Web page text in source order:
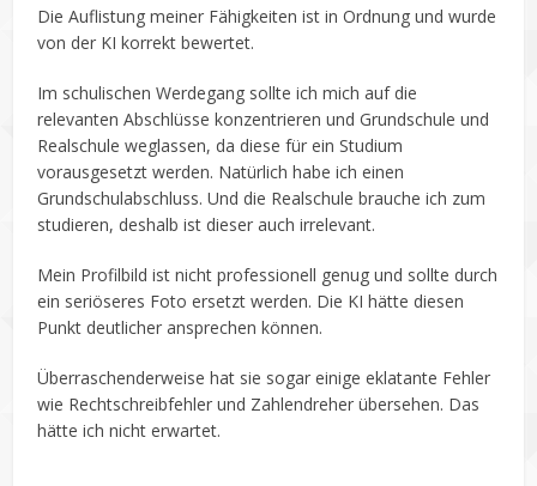
Die Auflistung meiner Fähigkeiten ist in Ordnung und wurde
von der KI korrekt bewertet.
Im schulischen Werdegang sollte ich mich auf die
relevanten Abschlüsse konzentrieren und Grundschule und
Realschule weglassen, da diese für ein Studium
vorausgesetzt werden. Natürlich habe ich einen
Grundschulabschluss. Und die Realschule brauche ich zum
studieren, deshalb ist dieser auch irrelevant.
Mein Profilbild ist nicht professionell genug und sollte durch
ein seriöseres Foto ersetzt werden. Die KI hätte diesen
Punkt deutlicher ansprechen können.
Überraschenderweise hat sie sogar einige eklatante Fehler
wie Rechtschreibfehler und Zahlendreher übersehen. Das
hätte ich nicht erwartet.